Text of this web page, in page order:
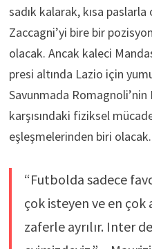
sadık kalarak, kısa
Zaccagni’yi bire bir
olacak. Ancak kaleci
presi altında Lazio için
Savunmada
karşısındaki fiziksel
eşleşmelerinden biri olacak.
“Futbolda sadece
çok isteyen ve en çok
zaferle ayrılır. Inter